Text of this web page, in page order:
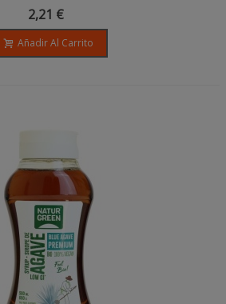
200ml
2,21 €
Añadir Al Carrito